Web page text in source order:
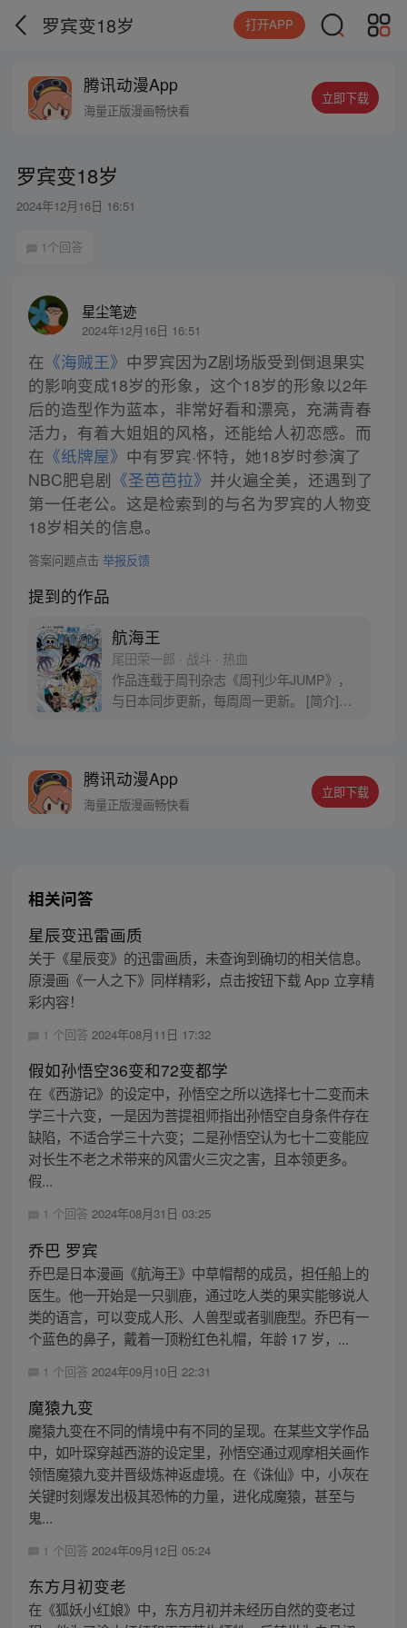
罗宾变18岁 打开APP
腾讯动漫App
海量正版漫画畅快看
立即下载
罗宾变18岁
2024年12月16日 16:51
1个回答
星尘笔迹
2024年12月16日 16:51
在 《海贼王》 中罗宾因为Z剧场版受到倒退果实
的影响变成18岁的形象，这个18岁的形象以2年
后的造型作为蓝本，非常好看和漂亮，充满青春
活力，有着大姐姐的风格，还能给人初恋感。而
在 《纸牌屋》 中有罗宾·怀特，她18岁时参演了
NBC肥皂剧 《圣芭芭拉》 并火遍全美，还遇到了
第一任老公。这是检索到的与名为罗宾的人物变
18岁相关的信息。
答案问题点击 举报反馈
提到的作品
航海王
尾田荣一郎 · 战斗 · 热血
作品连载于周刊杂志《周刊少年JUMP》，
与日本同步更新，每周周一更新。 [简介]有
十年后，路飞为实现与因救他而断臂的杰克
斯的约定而出海，开始了以成为海盗王为目
腾讯动漫App
海量正版漫画畅快看
立即下载
相关问答
星辰变迅雷画质
关于《星辰变》的迅雷画质，未查询到确切的相关信息。
原漫画《一人之下》同样精彩，点击按钮下载 App 立享精
彩内容！
1 个回答 2024年08月11日 17:32
假如孙悟空36变和72变都学
在《西游记》的设定中，孙悟空之所以选择七十二变而未
学三十六变，一是因为菩提祖师指出孙悟空自身条件存在
缺陷，不适合学三十六变；二是孙悟空认为七十二变能应
对长生不老之术带来的风雷火三灾之害，且本领更多。
假...
1 个回答 2024年08月31日 03:25
乔巴 罗宾
乔巴是日本漫画《航海王》中草帽帮的成员，担任船上的
医生。他一开始是一只驯鹿，通过吃人类的果实能够说人
类的语言，可以变成人形、人兽型或者驯鹿型。乔巴有一
个蓝色的鼻子，戴着一顶粉红色礼帽，年龄 17 岁，...
1 个回答 2024年09月10日 22:31
魔猿九变
魔猿九变在不同的情境中有不同的呈现。在某些文学作品
中，如叶琛穿越西游的设定里，孙悟空通过观摩相关画作
领悟魔猿九变并晋级炼神返虚境。在《诛仙》中，小灰在
关键时刻爆发出极其恐怖的力量，进化成魔猿，甚至与
鬼...
1 个回答 2024年09月12日 05:24
东方月初变老
在《狐妖小红娘》中，东方月初并未经历自然的变老过